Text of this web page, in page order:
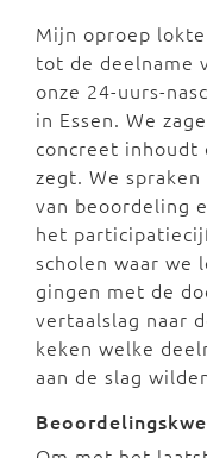
Mijn oproep
tot de deelname
onze 24-uurs-
in Essen. We
concreet inhoudt
zegt. We
van beoordeling
het
scholen waar we
gingen met de
vertaalslag naar
keken welke
aan de slag